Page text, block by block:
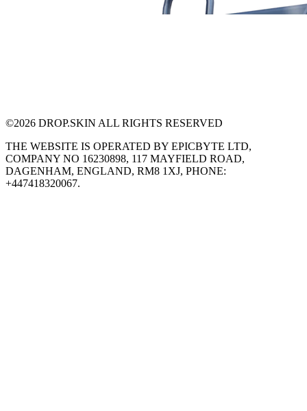
©2026 DROP.SKIN ALL RIGHTS RESERVED
THE WEBSITE IS OPERATED BY EPICBYTE LTD,
COMPANY NO 16230898, 117 MAYFIELD ROAD,
DAGENHAM, ENGLAND, RM8 1XJ, PHONE:
+447418320067.